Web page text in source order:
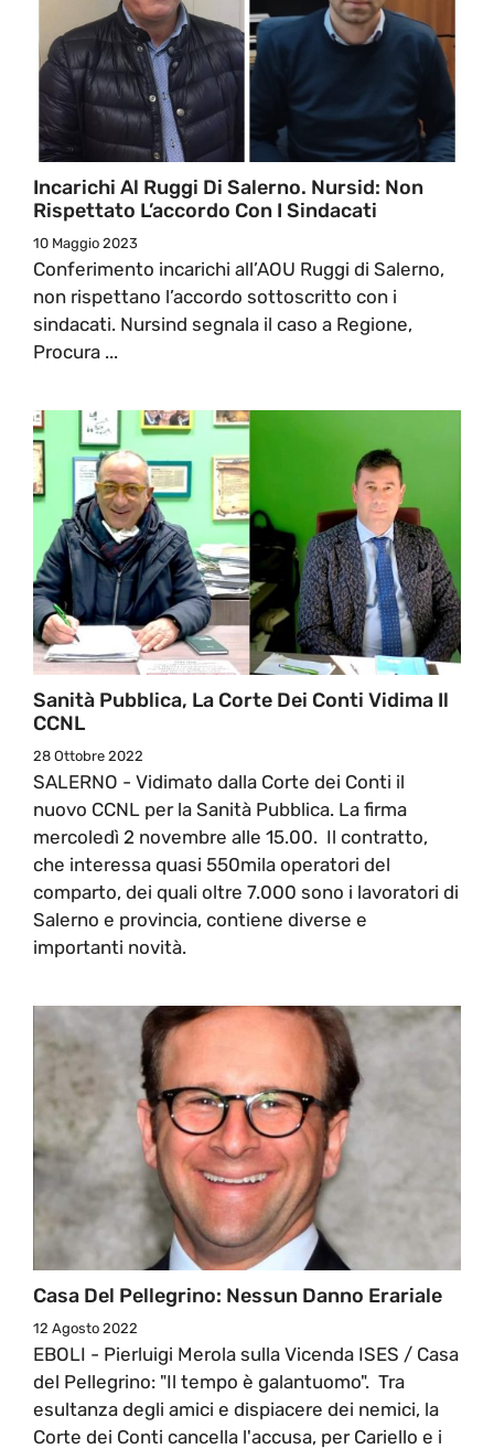
Incarichi Al Ruggi Di Salerno. Nursid: Non
Rispettato L’accordo Con I Sindacati
10 Maggio 2023
Conferimento incarichi all’AOU Ruggi di Salerno,
non rispettano l’accordo sottoscritto con i
sindacati. Nursind segnala il caso a Regione,
Procura ...
Sanità Pubblica, La Corte Dei Conti Vidima Il
CCNL
28 Ottobre 2022
SALERNO - Vidimato dalla Corte dei Conti il
nuovo CCNL per la Sanità Pubblica. La firma
mercoledì 2 novembre alle 15.00. Il contratto,
che interessa quasi 550mila operatori del
comparto, dei quali oltre 7.000 sono i lavoratori di
Salerno e provincia, contiene diverse e
importanti novità.
Casa Del Pellegrino: Nessun Danno Erariale
12 Agosto 2022
EBOLI - Pierluigi Merola sulla Vicenda ISES / Casa
del Pellegrino: "Il tempo è galantuomo". Tra
esultanza degli amici e dispiacere dei nemici, la
Corte dei Conti cancella l'accusa, per Cariello e i